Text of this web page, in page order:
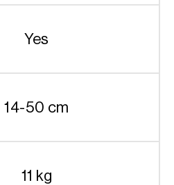
Yes
14-50 cm
11 kg